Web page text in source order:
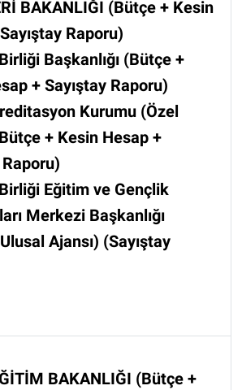
BAKANLIĞI (Bütçe + Kesin
Raporu)
Başkanlığı (Bütçe +
+ Sayıştay Raporu)
Kurumu (Özel
+ Kesin Hesap +
Eğitim ve Gençlik
Merkezi Başkanlığı
Ajansı) (Sayıştay
BAKANLIĞI (Bütçe +